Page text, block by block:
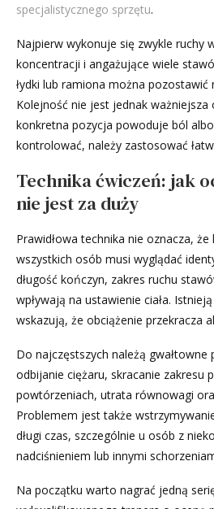
specjalistycznego sprzętu.
Najpierw wykonuje się zwykle ruchy
koncentracji i angażujące wiele
łydki lub ramiona można pozostawić
Kolejność nie jest jednak ważniejsza
konkretna pozycja powoduje ból
kontrolować, należy zastosować
Technika ćwiczeń: jak
nie jest za duży
Prawidłowa technika nie oznacza,
wszystkich osób musi wyglądać
długość kończyn, zakres ruchu
wpływają na ustawienie ciała.
wskazują, że obciążenie przekracza
Do najczęstszych należą gwałtowne
odbijanie ciężaru, skracanie zakresu
powtórzeniach, utrata równowagi
Problemem jest także
długi czas, szczególnie u osób z
nadciśnieniem lub innymi
Na początku warto nagrać jedną